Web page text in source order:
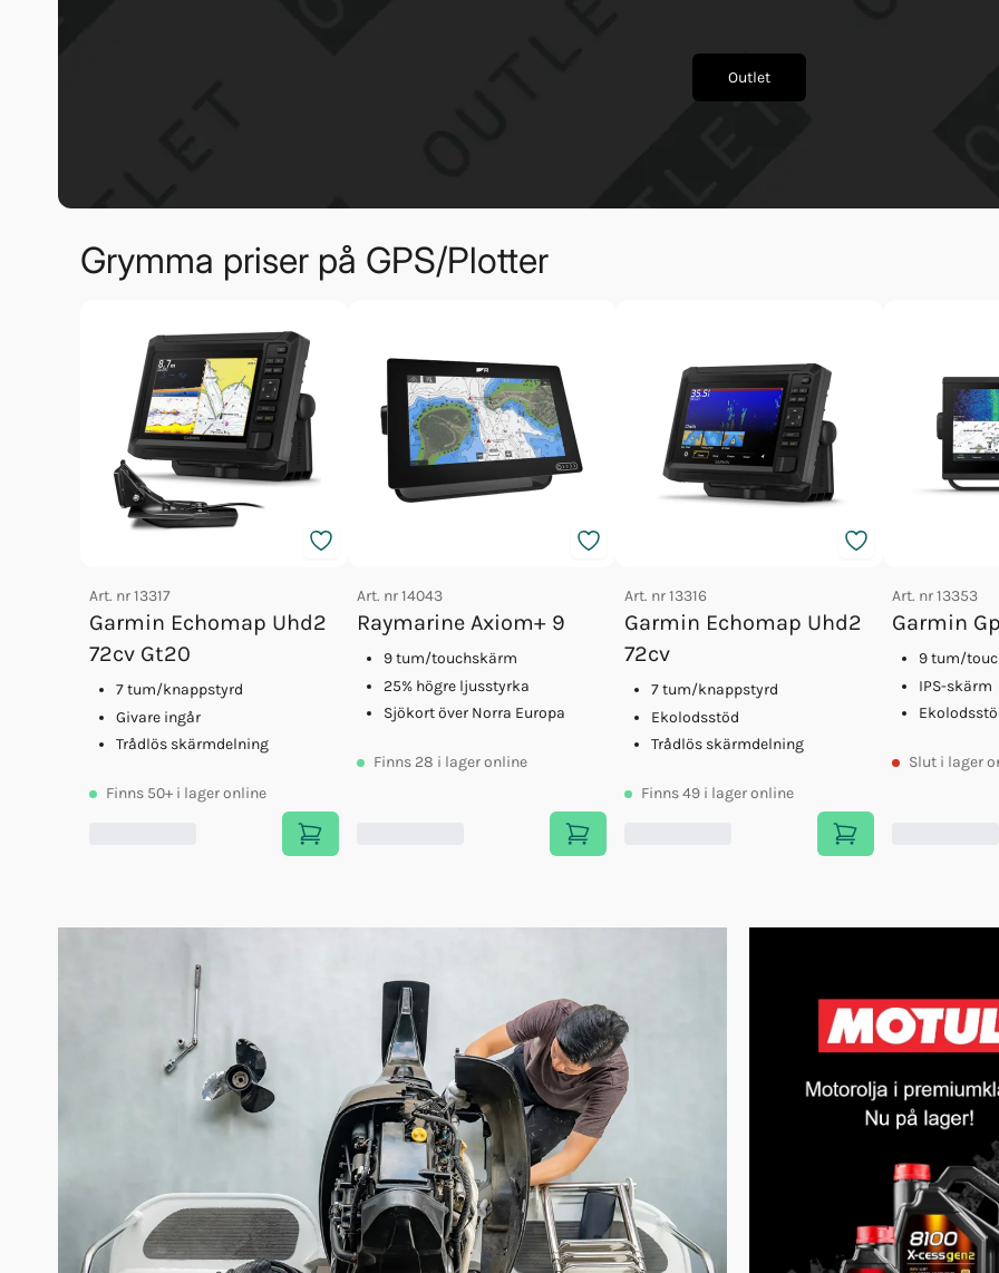
Outlet
Grymma priser på GPS/Plotter
Art. nr13317
Garmin Echomap Uhd2
72cv Gt20
7 tum/knappstyrd
Givare ingår
Trådlös skärmdelning
Finns 50+ i lager online
Art. nr14043
Raymarine Axiom+ 9
9 tum/touchskärm
25% högre ljusstyrka
Sjökort över Norra Europa
Finns 28 i lager online
Art. nr13316
Garmin Echomap Uhd2
72cv
7 tum/knappstyrd
Ekolodsstöd
Trådlös skärmdelning
Finns49 i lager online
Art. nr13353
Garmin
9 tum/
IPS-skärm
Slut i lager